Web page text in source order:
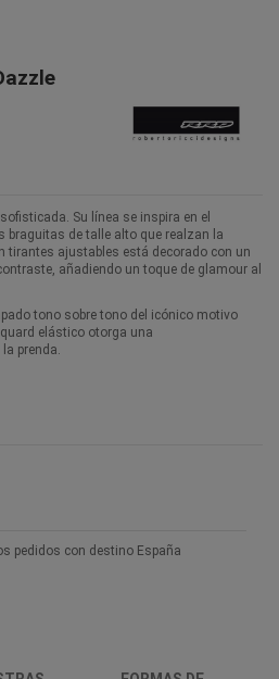
Su línea se inspira en el
braguitas de talle alto que realzan la
tirantes ajustables está decorado con un
añadiendo un toque de glamour al
tono sobre tono del icónico motivo
elástico otorga una
prenda.
pedidos con destino España